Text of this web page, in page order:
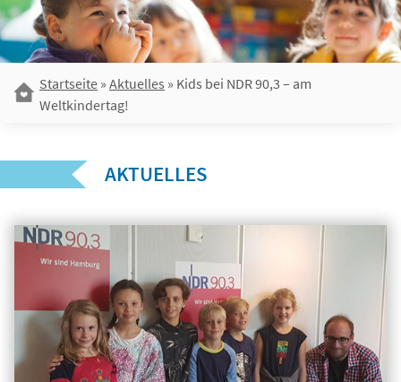
Startseite » Aktuelles » Kids bei NDR 90,3 – am
Weltkindertag!
AKTUELLES